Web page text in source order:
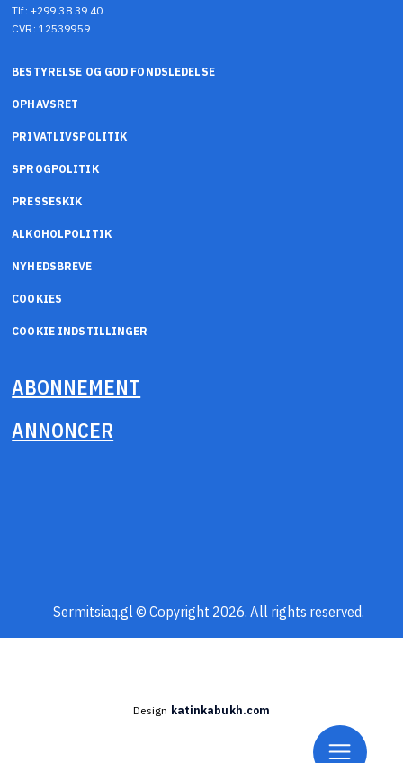
Tlf: +299 38 39 40
CVR: 12539959
BESTYRELSE OG GOD FONDSLEDELSE
OPHAVSRET
PRIVATLIVSPOLITIK
SPROGPOLITIK
PRESSESKIK
ALKOHOLPOLITIK
NYHEDSBREVE
COOKIES
COOKIE INDSTILLINGER
ABONNEMENT
ANNONCER
Sermitsiaq.gl © Copyright 2026. All rights reserved.
Design katinkabukh.com